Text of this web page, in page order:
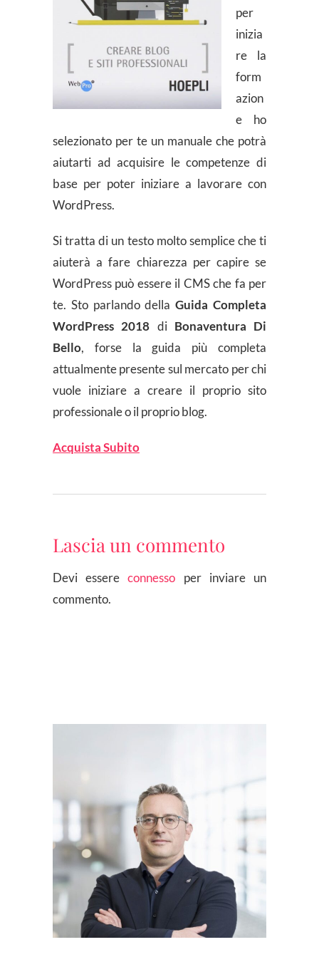
per
inizia
re la
form
azion
e ho
selezionato per te un manuale che potrà
aiutarti ad acquisire le competenze di
base per poter iniziare a lavorare con
WordPress.
Si tratta di un testo molto semplice che ti
aiuterà a fare chiarezza per capire se
WordPress può essere il CMS che fa per
te. Sto parlando dellaGuida Completa
WordPress 2018 di Bonaventura Di
Bello, forse la guida più completa
attualmente presente sul mercato per chi
vuole iniziare a creare il proprio sito
professionale o il proprio blog.
Acquista Subito
Lascia un commento
Devi essereconnesso per inviare un
commento.